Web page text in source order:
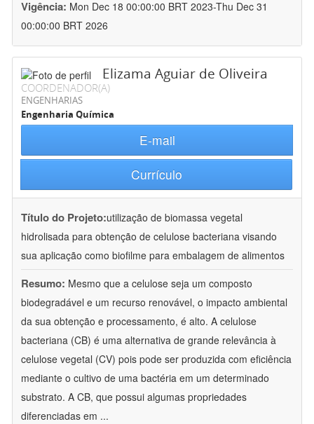
Vigência: Mon Dec 18 00:00:00 BRT 2023-Thu Dec 31
00:00:00 BRT 2026
Elizama Aguiar de Oliveira
COORDENADOR(A)
ENGENHARIAS
Engenharia Química
E-mail
Currículo
Título do Projeto:utilização de biomassa vegetal
hidrolisada para obtenção de celulose bacteriana visando
sua aplicação como biofilme para embalagem de alimentos
Resumo: Mesmo que a celulose seja um composto
biodegradável e um recurso renovável, o impacto ambiental
da sua obtenção e processamento, é alto. A celulose
bacteriana (CB) é uma alternativa de grande relevância à
celulose vegetal (CV) pois pode ser produzida com eficiência
mediante o cultivo de uma bactéria em um determinado
substrato. A CB, que possui algumas propriedades
diferenciadas em ...